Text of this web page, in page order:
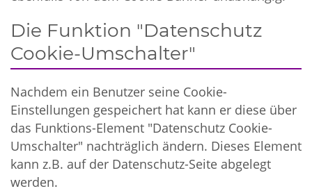
Die Funktion "Datenschutz
Cookie-Umschalter"
Nachdem ein Benutzer seine Cookie-
Einstellungen gespeichert hat kann er diese über
das Funktions-Element "Datenschutz Cookie-
Umschalter" nachträglich ändern. Dieses Element
kann z.B. auf der Datenschutz-Seite abgelegt
werden.